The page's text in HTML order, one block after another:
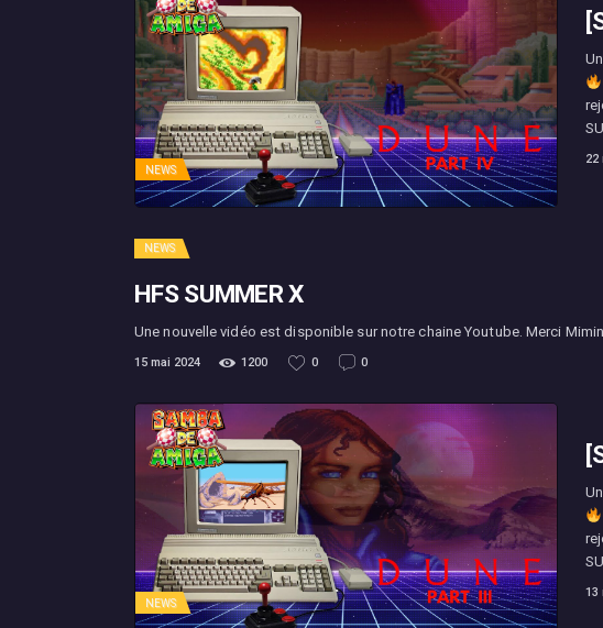
NEWS
22
NEWS
HFS SUMMER X
Une nouvelle vidéo est disponible sur notre chaine Youtube. Merci
15 mai 2024 1200 0 0
NEWS
13